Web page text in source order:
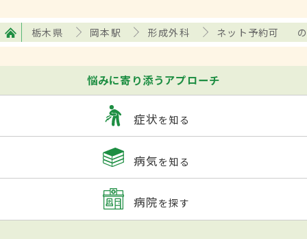
栃木県 岡本駅 形成外科 ネット予約可
悩みに寄り添うアプローチ
症状を知る
病気を知る
病院を探す